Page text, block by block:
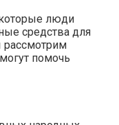
люди
средства для
рассмотрим
помочь